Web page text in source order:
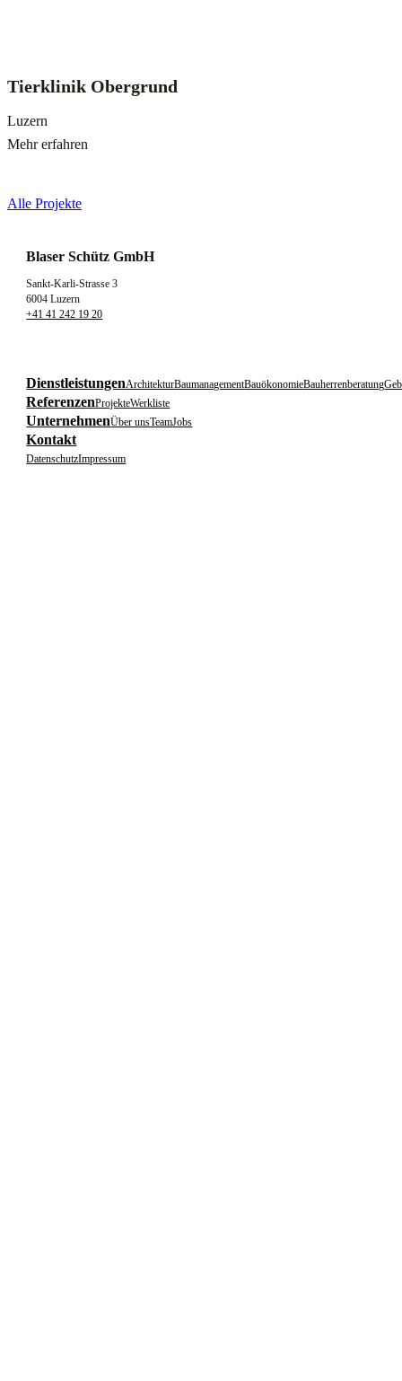
Tierklinik Obergrund
Luzern
Mehr erfahren
Alle Projekte
Blaser Schütz GmbH
Sankt-Karli-Strasse 3
6004 Luzern
+41 41 242 19 20
DienstleistungenArchitekturBaumanagementBauökonomieBauherrenberatung
ReferenzenProjekteWerkliste
UnternehmenÜber unsTeamJobs
Kontakt
DatenschutzImpressum